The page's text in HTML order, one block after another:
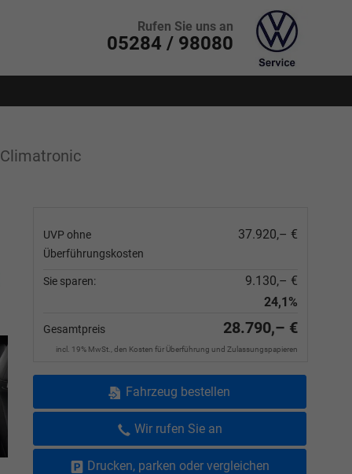
Rufen Sie uns an
05284 / 98080
UVP ohne
Überführungskosten
37.920,– €
Sie sparen:
9.130,– €
24,1%
Gesamtpreis 28.790,– €
incl. 19% MwSt., den Kosten für Überführung und Zulassungspapieren
Fahrzeug bestellen
Wir rufen Sie an
Drucken, parken oder vergleichen